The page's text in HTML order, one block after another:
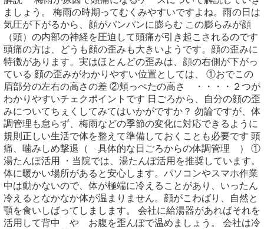
ましょう。 梅雨の時期ってむくみやすいですよね。雨の日は
気圧が下がるから、顔がパンパンに膨らむ この膨らみが顔
（頭）の内部の神経を圧迫して頭痛が引き起こされるのです
頭痛の方は、どうも顔の歪みも大きいようです。顔の歪みに
特徴があります。実はほとんどの歪みは、顔の右側が下がっ
ている 顔の歪みがわかりやすい位置としては、 ①おでこの
眉部分の左右の高さの差 ②頬っぺたの高さ ・・・・２つが
わかりやすいチェクポイントです 日ごろから、自分の顔の歪
みについてちぇくしてみてはいかがですか？ 勿論ですが、体
調管理も怠らず、梅雨などの季節の変化に対応できるように
規則正しい生活で体を整えて準備しておくことも必要です 頭
痛、噛みしめ撃退（ 具体的な日ごろからの体調管理 ） ①
湯たんぽ活用 ・当院では、湯たんぽ活用を推奨しています。
体に暖かい場所があると安心します。パソコンやスマホ作業
中は動かないので、体が極端に冷えることがあり、いったん
冷えるとなかなか体が温まりません。顔がこわばり、自然と
顎を食いしばってしまします。 会社に給湯器があればそれを
活用して背中 や お腹を歪んぽで温めましょう。 会社は冷